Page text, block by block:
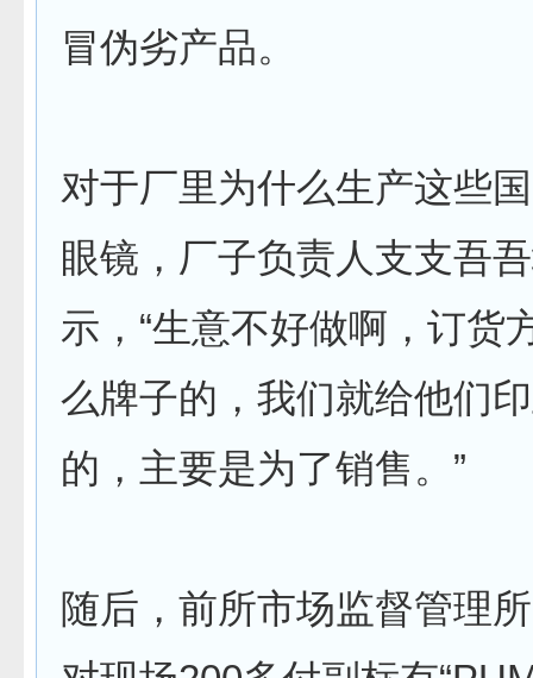
冒伪劣产品。
对于厂里为什么生产这些
眼镜，厂子负责人支支吾
示，“生意不好做啊，订货
么牌子的，我们就给他们
的，主要是为了销售。”
随后，前所市场监督管理